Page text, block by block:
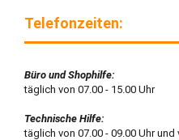
Telefonzeiten:
Büro und Shophilfe:
täglich von 07.00 - 15.00 Uhr
Technische Hilfe:
täglich von 07.00 - 09.00 Uhr und